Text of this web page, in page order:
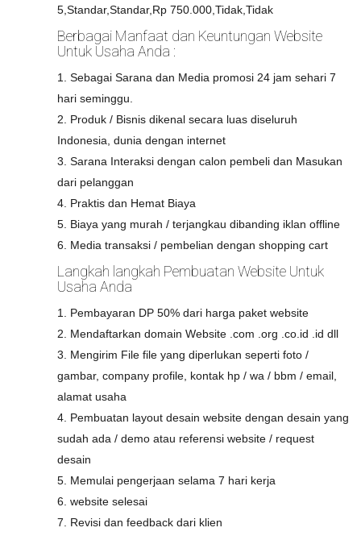
5,Standar,Standar,Rp 750.000,Tidak,Tidak
Berbagai Manfaat dan Keuntungan Website
Untuk Usaha Anda :
1. Sebagai Sarana dan Media promosi 24 jam sehari 7
hari seminggu.
2. Produk / Bisnis dikenal secara luas diseluruh
Indonesia, dunia dengan internet
3. Sarana Interaksi dengan calon pembeli dan Masukan
dari pelanggan
4. Praktis dan Hemat Biaya
5. Biaya yang murah / terjangkau dibanding iklan offline
6. Media transaksi / pembelian dengan shopping cart
Langkah langkah Pembuatan Website Untuk
Usaha Anda
1. Pembayaran DP 50% dari harga paket website
2. Mendaftarkan domain Website .com .org .co.id .id dll
3. Mengirim File file yang diperlukan seperti foto /
gambar, company profile, kontak hp / wa / bbm / email,
alamat usaha
4. Pembuatan layout desain website dengan desain yang
sudah ada / demo atau referensi website / request
desain
5. Memulai pengerjaan selama 7 hari kerja
6. website selesai
7. Revisi dan feedback dari klien